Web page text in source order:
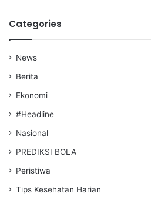
Categories
News
Berita
Ekonomi
#Headline
Nasional
PREDIKSI BOLA
Peristiwa
Tips Kesehatan Harian